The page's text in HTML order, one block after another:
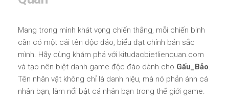
Mang trong mình khát vọng chiến thắng, mỗi chiến binh
cần có một cái tên độc đáo, biểu đạt chính bản sắc
mình. Hãy cùng khám phá với kitudacbietlienquan.com
và tạo nên biệt danh game độc đáo dành cho Gấu_Bảo.
Tên nhân vật không chỉ là danh hiệu, mà nó phản ánh cá
nhân bạn, làm nổi bật cá nhân bạn trong thế giới game.